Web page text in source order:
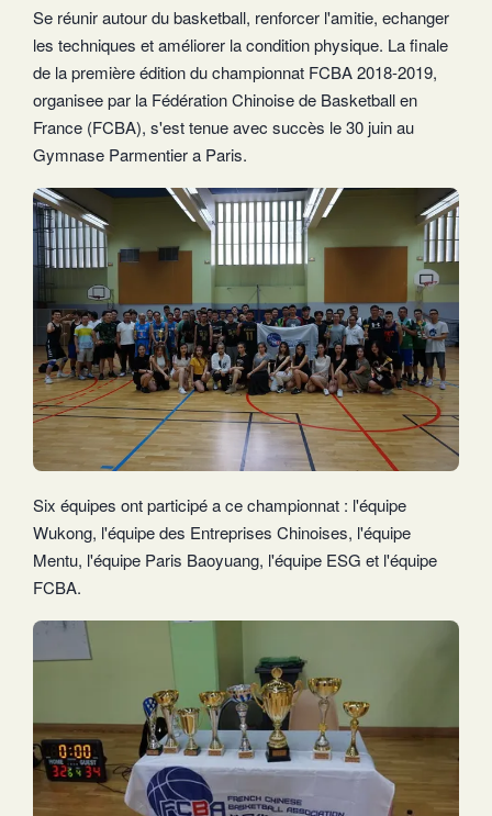
Se réunir autour du basketball, renforcer l'amitie, echanger
les techniques et améliorer la condition physique. La finale
de la première édition du championnat FCBA 2018-2019,
organisee par la Fédération Chinoise de Basketball en
France (FCBA), s'est tenue avec succès le 30 juin au
Gymnase Parmentier a Paris.
Six équipes ont participé a ce championnat : l'équipe
Wukong, l'équipe des Entreprises Chinoises, l'équipe
Mentu, l'équipe Paris Baoyuang, l'équipe ESG et l'équipe
FCBA.